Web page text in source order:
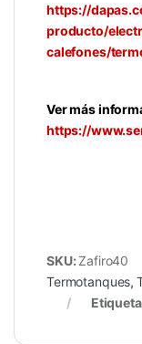
https://
producto/
calefones/
Ver más
https://
SKU:Zafiro40
Termotanques,